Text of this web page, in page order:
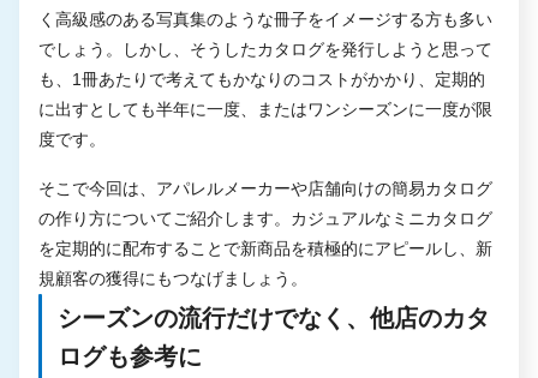
く高級感のある写真集のような冊子をイメージする方も多い
でしょう。しかし、そうしたカタログを発行しようと思って
も、1冊あたりで考えてもかなりのコストがかかり、定期的
に出すとしても半年に一度、またはワンシーズンに一度が限
度です。
そこで今回は、アパレルメーカーや店舗向けの簡易カタログ
の作り方についてご紹介します。カジュアルなミニカタログ
を定期的に配布することで新商品を積極的にアピールし、新
規顧客の獲得にもつなげましょう。
シーズンの流行だけでなく、他店のカタ
ログも参考に